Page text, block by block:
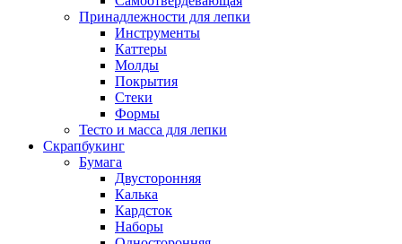
Принадлежности для лепки
Инструменты
Каттеры
Молды
Покрытия
Стеки
Формы
Тесто и масса для лепки
Скрапбукинг
Бумага
Двусторонняя
Калька
Кардсток
Наборы